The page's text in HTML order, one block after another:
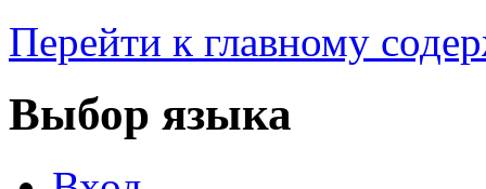
Перейти к главному
Выбор языка